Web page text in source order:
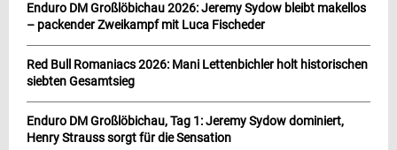
Enduro DM Großlöbichau 2026: Jeremy Sydow bleibt makellos
– packender Zweikampf mit Luca Fischeder
Red Bull Romaniacs 2026: Mani Lettenbichler holt historischen
siebten Gesamtsieg
Enduro DM Großlöbichau, Tag 1: Jeremy Sydow dominiert,
Henry Strauss sorgt für die Sensation